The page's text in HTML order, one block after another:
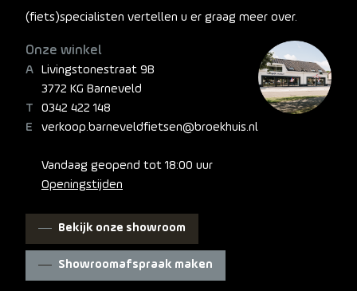
(fiets)specialisten vertellen u er graag meer over.
Onze winkel
Livingstonestraat 9B
3772 KG Barneveld
0342 422 148
verkoop.barneveldfietsen@broekhuis.nl
Vandaag geopend tot 18:00 uur
Openingstijden
Bekijk onze showroom
Showroomafspraak maken